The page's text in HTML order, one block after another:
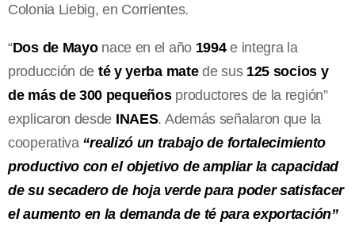
Colonia Liebig, en Corrientes.
“Dos de Mayonace en el año 1994e integra la
producción de té y yerba matede sus 125 socios y
de más de 300 pequeñosproductores de la región”
explicaron desde INAES. Además señalaron que la
cooperativa “realizó un trabajo de fortalecimiento
productivo con el objetivo de ampliar la capacidad
de su secadero de hoja verde para poder satisfacer
el aumento en la demanda de té para exportación”